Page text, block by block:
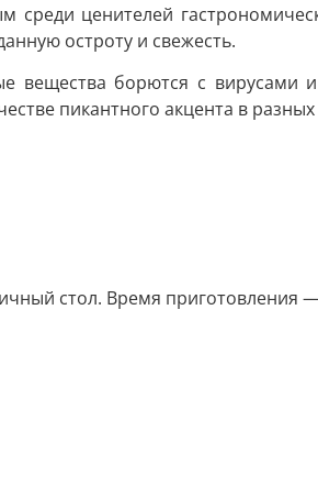
ценителей
остроту и свежесть.
вещества борются с вирусами
пикантного акцента в
стол. Время приготовления